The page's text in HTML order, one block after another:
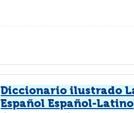
Diccionario ilustrado
Español Español-Latino